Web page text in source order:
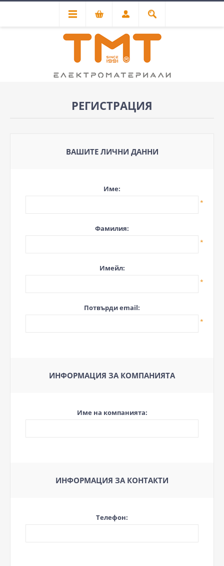
РЕГИСТРАЦИЯ
ВАШИТЕ ЛИЧНИ ДАННИ
Име:
*
Фамилия:
*
Имейл:
*
Потвърди email:
*
ИНФОРМАЦИЯ ЗА КОМПАНИЯТА
Име на компанията:
ИНФОРМАЦИЯ ЗА КОНТАКТИ
Телефон: